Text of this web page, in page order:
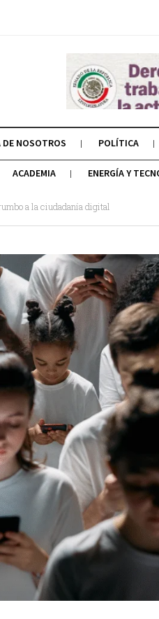
DE NOSOTROS POLÍTICA
ACADEMIA ENERGÍA Y
a la ciudadanía digital